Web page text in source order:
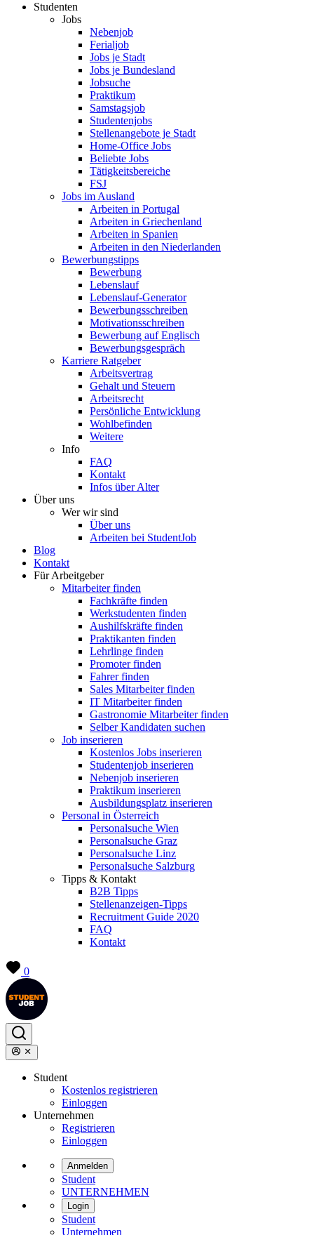
Studenten
Jobs
Nebenjob
Ferialjob
Jobs je Stadt
Jobs je Bundesland
Jobsuche
Praktikum
Samstagsjob
Studentenjobs
Stellenangebote je Stadt
Home-Office Jobs
Beliebte Jobs
Tätigkeitsbereiche
FSJ
Jobs im Ausland
Arbeiten in Portugal
Arbeiten in Griechenland
Arbeiten in Spanien
Arbeiten in den Niederlanden
Bewerbungstipps
Bewerbung
Lebenslauf
Lebenslauf-Generator
Bewerbungsschreiben
Motivationsschreiben
Bewerbung auf Englisch
Bewerbungsgespräch
Karriere Ratgeber
Arbeitsvertrag
Gehalt und Steuern
Arbeitsrecht
Persönliche Entwicklung
Wohlbefinden
Weitere
Info
FAQ
Kontakt
Infos über Alter
Über uns
Wer wir sind
Über uns
Arbeiten bei StudentJob
Blog
Kontakt
Für Arbeitgeber
Mitarbeiter finden
Fachkräfte finden
Werkstudenten finden
Aushilfskräfte finden
Praktikanten finden
Lehrlinge finden
Promoter finden
Fahrer finden
Sales Mitarbeiter finden
IT Mitarbeiter finden
Gastronomie Mitarbeiter finden
Selber Kandidaten suchen
Job inserieren
Kostenlos Jobs inserieren
Studentenjob inserieren
Nebenjob inserieren
Praktikum inserieren
Ausbildungsplatz inserieren
Personal in Österreich
Personalsuche Wien
Personalsuche Graz
Personalsuche Linz
Personalsuche Salzburg
Tipps & Kontakt
B2B Tipps
Stellenanzeigen-Tipps
Recruitment Guide 2020
FAQ
Kontakt
0
Student
Kostenlos registrieren
Einloggen
Unternehmen
Registrieren
Einloggen
Anmelden
Student
UNTERNEHMEN
Login
Student
Unternehmen